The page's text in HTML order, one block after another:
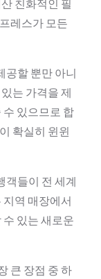
친화적인 필
레스가 모든
공할 뿐만 아니
는 가격을 제
수 있으므로 합
확실히 윈윈
객들이 전 세계
지역 매장에서
있는 새로운
큰 장점 중 하